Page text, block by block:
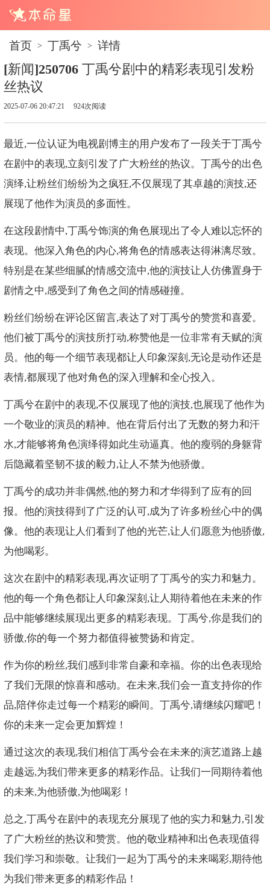
首页 > 丁禹兮 > 详情
[新闻]250706 丁禹兮剧中的精彩表现引发粉
丝热议
2025-07-06 20:47:21 924次阅读
最近,一位认证为电视剧博主的用户发布了一段关于丁禹兮
在剧中的表现,立刻引发了广大粉丝的热议。丁禹兮的出色
演绎,让粉丝们纷纷为之疯狂,不仅展现了其卓越的演技,还
展现了他作为演员的多面性。
在这段剧情中,丁禹兮饰演的角色展现出了令人难以忘怀的
表现。他深入角色的内心,将角色的情感表达得淋漓尽致。
特别是在某些细腻的情感交流中,他的演技让人仿佛置身于
剧情之中,感受到了角色之间的情感碰撞。
粉丝们纷纷在评论区留言,表达了对丁禹兮的赞赏和喜爱。
他们被丁禹兮的演技所打动,称赞他是一位非常有天赋的演
员。他的每一个细节表现都让人印象深刻,无论是动作还是
表情,都展现了他对角色的深入理解和全心投入。
丁禹兮在剧中的表现,不仅展现了他的演技,也展现了他作为
一个敬业的演员的精神。他在背后付出了无数的努力和汗
水,才能够将角色演绎得如此生动逼真。他的瘦弱的身躯背
后隐藏着坚韧不拔的毅力,让人不禁为他骄傲。
丁禹兮的成功并非偶然,他的努力和才华得到了应有的回
报。他的演技得到了广泛的认可,成为了许多粉丝心中的偶
像。他的表现让人们看到了他的光芒,让人们愿意为他骄傲,
为他喝彩。
这次在剧中的精彩表现,再次证明了丁禹兮的实力和魅力。
他的每一个角色都让人印象深刻,让人期待着他在未来的作
品中能够继续展现出更多的精彩表现。丁禹兮,你是我们的
骄傲,你的每一个努力都值得被赞扬和肯定。
作为你的粉丝,我们感到非常自豪和幸福。你的出色表现给
了我们无限的惊喜和感动。在未来,我们会一直支持你的作
品,陪伴你走过每一个精彩的瞬间。丁禹兮,请继续闪耀吧！
你的未来一定会更加辉煌！
通过这次的表现,我们相信丁禹兮会在未来的演艺道路上越
走越远,为我们带来更多的精彩作品。让我们一同期待着他
的未来,为他骄傲,为他喝彩！
总之,丁禹兮在剧中的表现充分展现了他的实力和魅力,引发
了广大粉丝的热议和赞赏。他的敬业精神和出色表现值得
我们学习和崇敬。让我们一起为丁禹兮的未来喝彩,期待他
为我们带来更多的精彩作品！